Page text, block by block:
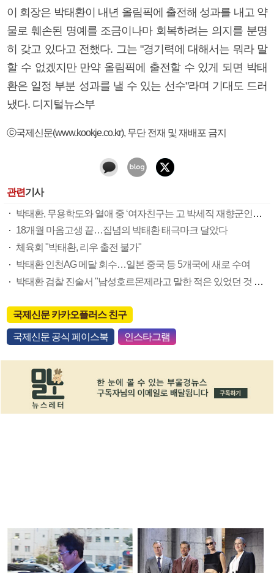
이 회장은 박태환이 내년 올림픽에 출전해 성과를 내고 약
물로 훼손된 명예를 조금이나마 회복하려는 의지를 분명
히 갖고 있다고 전했다. 그는 "경기력에 대해서는 뭐라 말
할 수 없겠지만 만약 올림픽에 출전할 수 있게 되면 박태
환은 일정 부분 성과를 낼 수 있는 선수"라며 기대도 드러
냈다. 디지털뉴스부
ⓒ국제신문(www.kookje.co.kr), 무단 전재 및 재배포 금지
관련기사
박태환, 무용학도와 열애 중 ‘여자친구는 고 박세직 재향군인회 회장 손녀’
18개월 마음고생 끝…집념의 박태환 태극마크 달았다
체육회 "박태환, 리우 출전 불가"
박태환 인천AG 메달 회수…일본 중국 등 5개국에 새로 수여
박태환 검찰 진술서 "남성호르몬제라고 말한 적은 있었던 것 같다"
국제신문 카카오플러스 친구
국제신문 공식 페이스북 인스타그램